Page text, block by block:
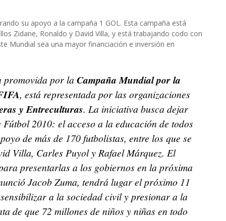
su apoyo a la campaña 1 GOL. Esta campaña está
Zidane, Ronaldo y David Villa, y está trabajando codo con
Mundial sea una mayor financiación e inversión en
promovida por la Campaña Mundial por la
, está representada por las organizaciones
y Entreculturas. La iniciativa busca dejar
2010: el acceso a la educación de todos
de más de 170 futbolistas, entre los que se
Villa, Carles Puyol y Rafael Márquez. El
presentarlas a los gobiernos en la próxima
Jacob Zuma, tendrá lugar el próximo 11
a la sociedad civil y presionar a la
de que 72 millones de niños y niñas en todo